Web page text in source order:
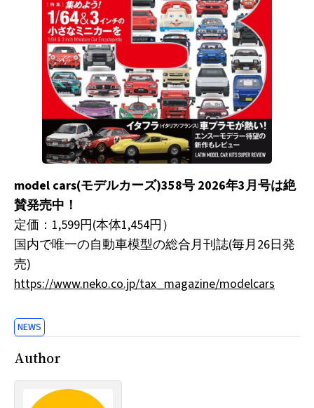
model cars(モデルカーズ)358号 2026年3月号は絶
賛発売中！
定価：1,599円(本体1,454円）
国内で唯一の自動車模型の総合月刊誌(毎月26日発
売)
https://www.neko.co.jp/tax_magazine/modelcars
NEWS
Author